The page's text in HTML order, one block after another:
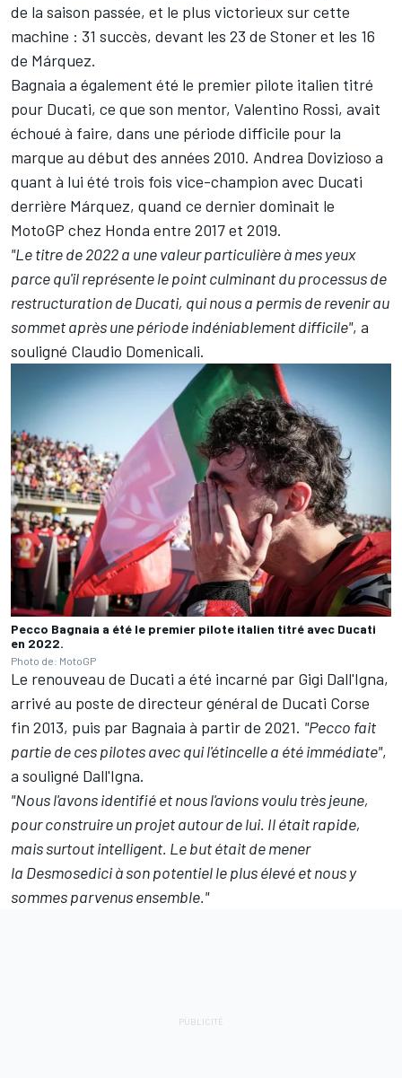
de la saison passée, et le plus victorieux sur cette
machine : 31 succès, devant les 23 de Stoner et les 16
de Márquez.
Bagnaia a également été le premier pilote italien titré
pour Ducati, ce que son mentor, Valentino Rossi, avait
échoué à faire, dans une période difficile pour la
marque au début des années 2010. Andrea Dovizioso a
quant à lui été trois fois vice-champion avec Ducati
derrière Márquez, quand ce dernier dominait le
MotoGP chez Honda entre 2017 et 2019.
"Le titre de 2022 a une valeur particulière à mes yeux
parce qu'il représente le point culminant du processus de
restructuration de Ducati, qui nous a permis de revenir au
sommet après une période indéniablement difficile", a
souligné Claudio Domenicali.
Pecco Bagnaia a été le premier pilote italien titré avec Ducati
en 2022.
Photo de: MotoGP
Le renouveau de Ducati a été incarné par Gigi Dall'Igna,
arrivé au poste de directeur général de Ducati Corse
fin 2013, puis par Bagnaia à partir de 2021. "Pecco fait
partie de ces pilotes avec qui l'étincelle a été immédiate",
a souligné Dall'Igna.
"Nous l'avons identifié et nous l'avions voulu très jeune,
pour construire un projet autour de lui. Il était rapide,
mais surtout intelligent. Le but était de mener
la Desmosedici à son potentiel le plus élevé et nous y
sommes parvenus ensemble."